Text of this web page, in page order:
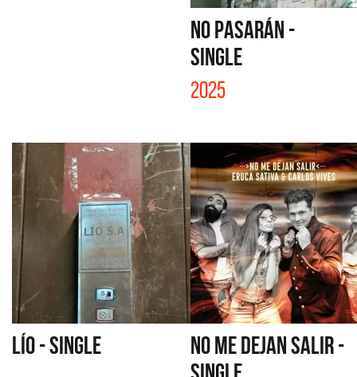
NO PASARÁN -
SINGLE
2025
LÍO - SINGLE
NO ME DEJAN SALIR -